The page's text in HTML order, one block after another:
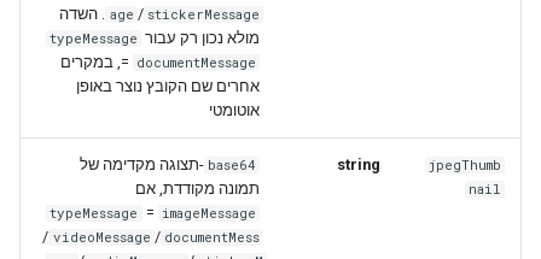
age / stickerMessage
. השדה
מולא נכון רק עבור typeMessage
= documentMessage
, במקרים
אחרים שם הקובץ נוצר באופן
אוטומטי
jpegThumb
nail
string
base64 -תצוגה מקדימה של
תמונה מקודדת, אם
typeMessage = imageMessage
/ videoMessage / documentMess